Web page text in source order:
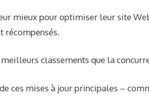
mieux pour optimiser leur site
récompensés.
classements que la
ces mises à jour principales –